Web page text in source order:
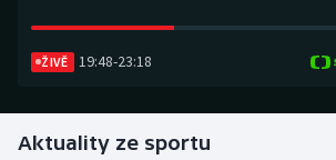
Curling
Dostihy
ŽIVĚ 19:48-23:18
Aktuality ze sportu